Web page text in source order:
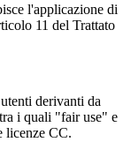
l'applicazione di
11 del Trattato
derivanti da
i quali "fair use" e
licenze CC.